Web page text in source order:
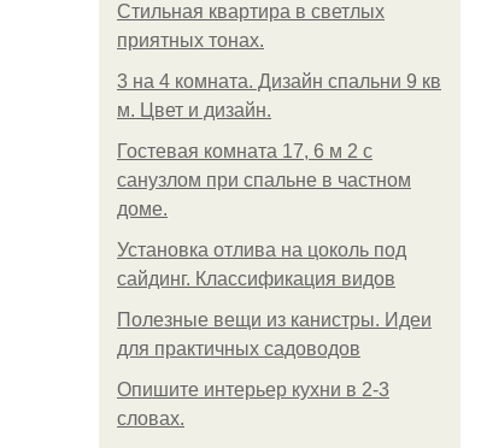
Стильная квартира в светлых
приятных тонах.
3 на 4 комната. Дизайн спальни 9 кв
м. Цвет и дизайн.
Гостевая комната 17, 6 м 2 с
санузлом при спальне в частном
доме.
Установка отлива на цоколь под
сайдинг. Классификация видов
Полезные вещи из канистры. Идеи
для практичных садоводов
Опишите интерьер кухни в 2-3
словах.